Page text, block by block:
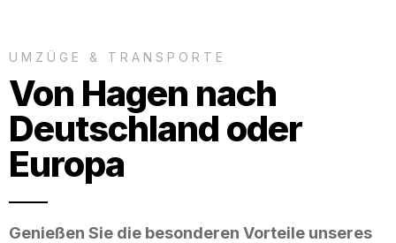
UMZÜGE & TRANSPORTE
Von Hagen nach
Deutschland oder
Europa
Genießen Sie die besonderen Vorteile unseres